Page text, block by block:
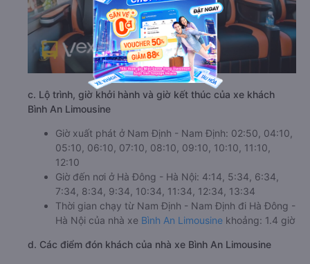
c. Lộ trình, giờ khởi hành và giờ kết thúc của xe khách
Bình An Limousine
Giờ xuất phát ở Nam Định - Nam Định: 02:50, 04:10,
05:10, 06:10, 07:10, 08:10, 09:10, 10:10, 11:10,
12:10
Giờ đến nơi ở Hà Đông - Hà Nội: 4:14, 5:34, 6:34,
7:34, 8:34, 9:34, 10:34, 11:34, 12:34, 13:34
Thời gian chạy từ Nam Định - Nam Định đi Hà Đông -
Hà Nội của nhà xe Bình An Limousine khoảng: 1.4 giờ
d. Các điểm đón khách của nhà xe Bình An Limousine